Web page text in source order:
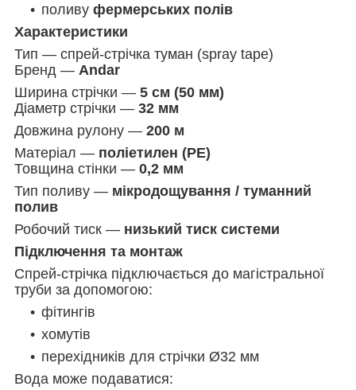
поливу фермерських полів
Характеристики
Тип — спрей-стрічка туман (spray tape)
Бренд — Andar
Ширина стрічки — 5 см (50 мм)
Діаметр стрічки — 32 мм
Довжина рулону — 200 м
Матеріал — поліетилен (PE)
Товщина стінки — 0,2 мм
Тип поливу — мікродощування / туманний
полив
Робочий тиск — низький тиск системи
Підключення та монтаж
Спрей-стрічка підключається до магістральної
труби за допомогою:
фітингів
хомутів
перехідників для стрічки Ø32 мм
Вода може подаватися: